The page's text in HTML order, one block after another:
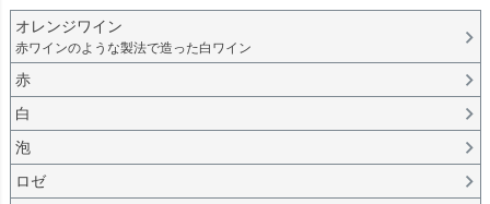
オレンジワイン
赤ワインのような製法で造った白ワイン
赤
白
泡
ロゼ